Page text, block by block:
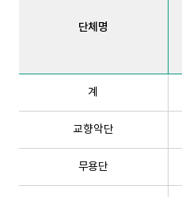
단체명
계
교향악단
무용단